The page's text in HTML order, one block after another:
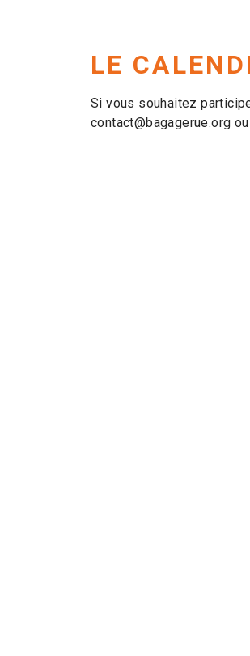
LE
Si vous souhaitez
contact@bagagerue.org